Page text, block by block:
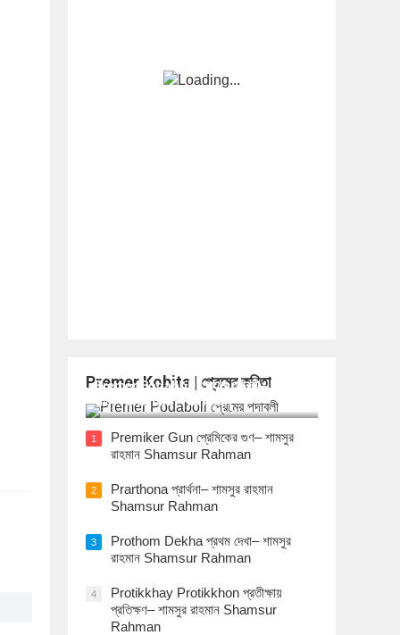
Premer Kobita | প্রেমের কবিতা
Premer Podaboli প্রেমের পদাবলী– শামসুর
রাহমান Shamsur Rahman
1
Premiker Gun প্রেমিকের গুণ– শামসুর
রাহমান Shamsur Rahman
2
Prarthona প্রার্থনা– শামসুর রাহমান
Shamsur Rahman
3
Prothom Dekha প্রথম দেখা– শামসুর
রাহমান Shamsur Rahman
4
Protikkhay Protikkhon প্রতীক্ষায়
প্রতিক্ষণ– শামসুর রাহমান Shamsur
Rahman